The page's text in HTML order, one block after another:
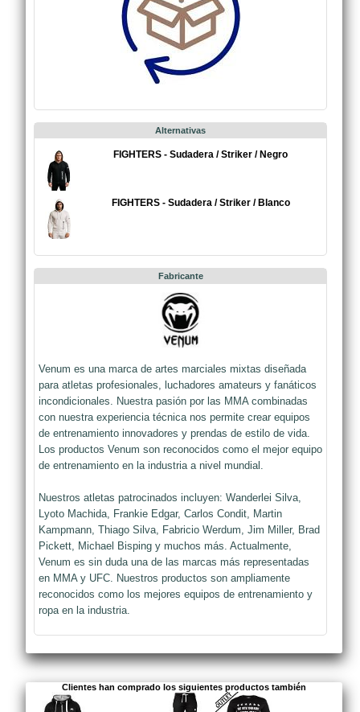
Alternativas
FIGHTERS - Sudadera / Striker / Negro
FIGHTERS - Sudadera / Striker / Blanco
Fabricante
Venum es una marca de artes marciales mixtas diseñada
para atletas profesionales, luchadores amateurs y fanáticos
incondicionales. Nuestra pasión por las MMA combinadas
con nuestra experiencia técnica nos permite crear equipos
de entrenamiento innovadores y prendas de estilo de vida.
Los productos Venum son reconocidos como el mejor equipo
de entrenamiento en la industria a nivel mundial.
Nuestros atletas patrocinados incluyen: Wanderlei Silva,
Lyoto Machida, Frankie Edgar, Carlos Condit, Martin
Kampmann, Thiago Silva, Fabricio Werdum, Jim Miller, Brad
Pickett, Michael Bisping y muchos más. Actualmente,
Venum es sin duda una de las marcas más representadas
en MMA y UFC. Nuestros productos son ampliamente
reconocidos como los mejores equipos de entrenamiento y
ropa en la industria.
Clientes han comprado los siguientes productos también